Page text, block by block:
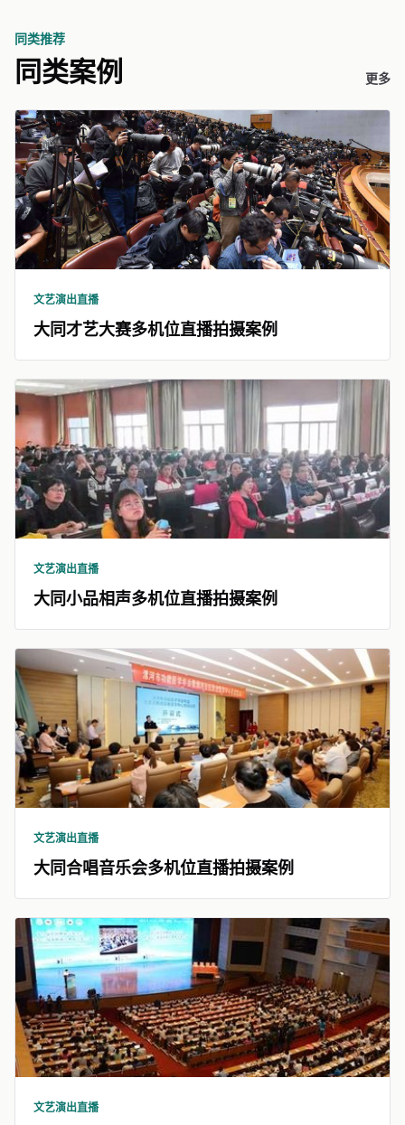
同类推荐
同类案例 更多
文艺演出直播
大同才艺大赛多机位直播拍摄案例
文艺演出直播
大同小品相声多机位直播拍摄案例
文艺演出直播
大同合唱音乐会多机位直播拍摄案例
文艺演出直播